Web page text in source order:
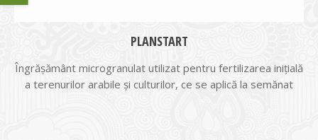
PLANSTART
Îngrășământ microgranulat utilizat pentru fertilizarea inițială
a terenurilor arabile și culturilor, ce se aplică la semănat